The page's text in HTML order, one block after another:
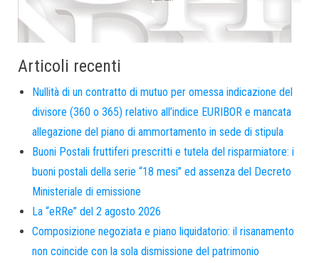
Articoli recenti
Nullità di un contratto di mutuo per omessa indicazione del
divisore (360 o 365) relativo all’indice EURIBOR e mancata
allegazione del piano di ammortamento in sede di stipula
Buoni Postali fruttiferi prescritti e tutela del risparmiatore: i
buoni postali della serie “18 mesi” ed assenza del Decreto
Ministeriale di emissione
La “eRRe” del 2 agosto 2026
Composizione negoziata e piano liquidatorio: il risanamento
non coincide con la sola dismissione del patrimonio